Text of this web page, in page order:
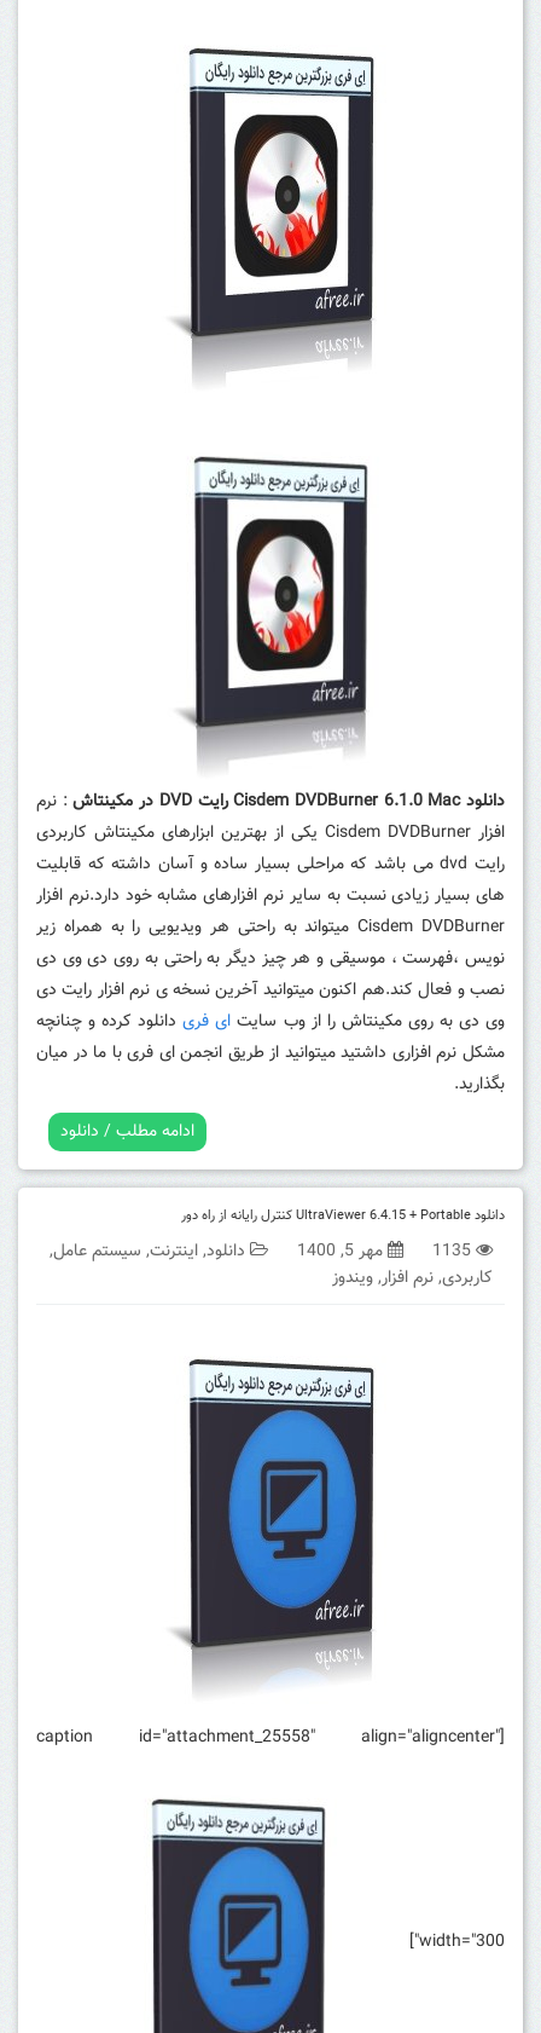
دانلود Cisdem DVDBurner 6.1.0 Mac رایت DVD در مکینتاش
: نرم
افزار Cisdem DVDBurner یکی از بهترین ابزارهای مکینتاش کاربردی
رایت dvd می باشد که مراحلی بسیار ساده و آسان داشته که قابلیت
های بسیار زیادی نسبت به سایر نرم افزارهای مشابه خود دارد.نرم افزار
Cisdem DVDBurner میتواند به راحتی هر ویدیویی را به همراه زیر
نویس ،فهرست ، موسیقی و هر چیز دیگر به راحتی به روی دی وی دی
نصب و فعال کند.هم اکنون میتوانید آخرین نسخه ی نرم افزار رایت دی
وی دی به روی مکینتاش را از وب سایت ای فریدانلود کرده و چنانچه
مشکل نرم افزاری داشتید میتوانید از طریق انجمن ای فری با ما در میان
بگذارید.
ادامه مطلب / دانلود
دانلود UltraViewer 6.4.15 + Portable کنترل رایانه از راه دور
1135 مهر 5, 1400 دانلود,اینترنت, سیستم عامل,
کاربردی,نرم افزار,ویندوز
[caption id="attachment_25558" align="aligncenter"
width="300"]